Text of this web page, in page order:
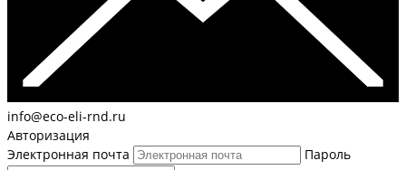
info@eco-eli-rnd.ru
Авторизация
Электронная почта
Пароль